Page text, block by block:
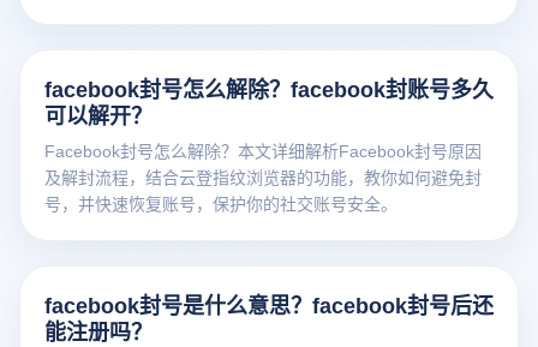
facebook封号怎么解除？facebook封账号多久
可以解开？
Facebook封号怎么解除？本文详细解析Facebook封号原因
及解封流程，结合云登指纹浏览器的功能，教你如何避免封
号，并快速恢复账号，保护你的社交账号安全。
facebook封号是什么意思？facebook封号后还
能注册吗？